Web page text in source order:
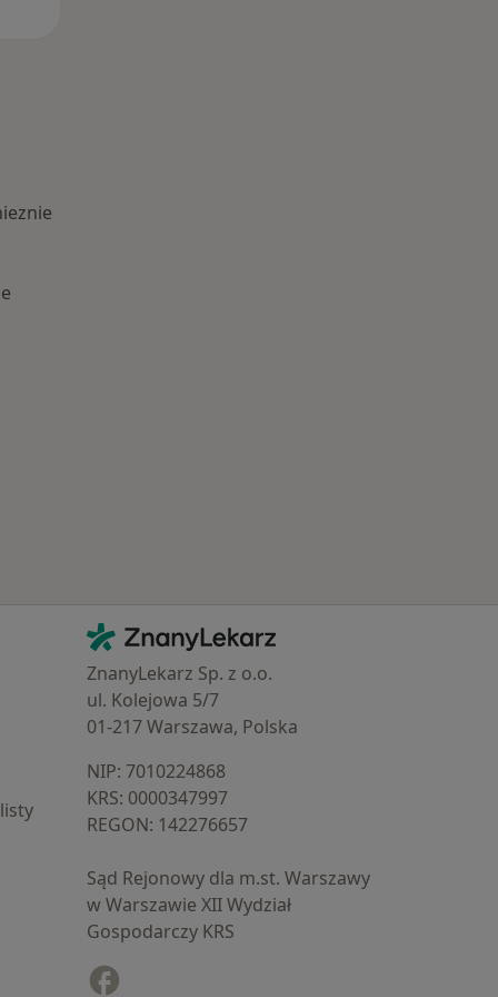
Kontakt
ZnanyLekarz - Strona główna
ZnanyLekarz Sp. z o.o.
ul. Kolejowa 5/7
01-217 Warszawa, Polska
NIP: ⁠7010224868
KRS: ⁠0000347997
REGON: ⁠142276657
Sąd Rejonowy dla m.st. Warszawy
w Warszawie XII Wydział
Gospodarczy KRS